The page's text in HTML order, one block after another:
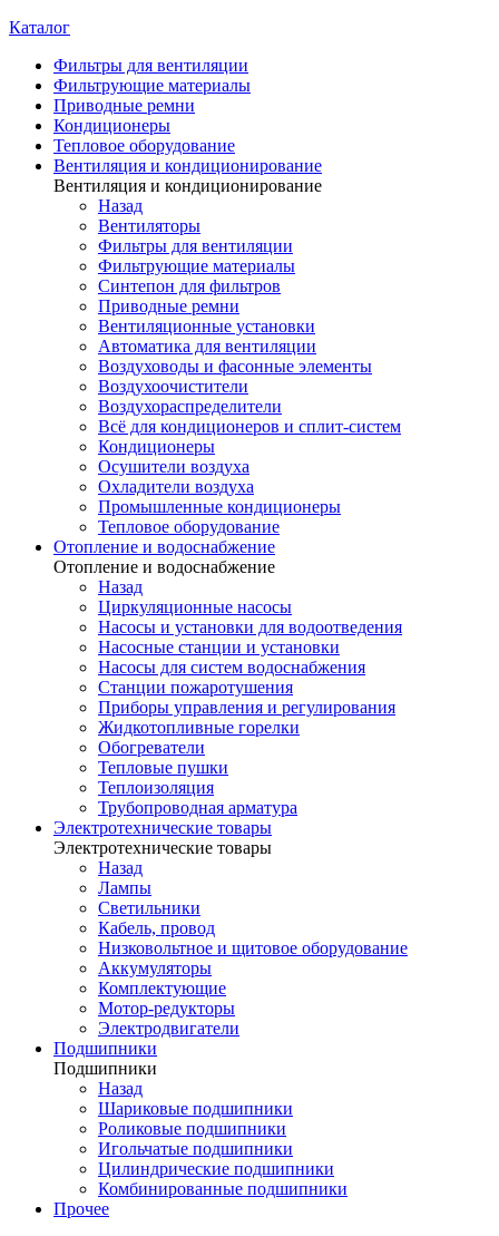
Каталог
Фильтры для вентиляции
Фильтрующие материалы
Приводные ремни
Кондиционеры
Тепловое оборудование
Вентиляция и кондиционирование
Вентиляция и кондиционирование
Назад
Вентиляторы
Фильтры для вентиляции
Фильтрующие материалы
Синтепон для фильтров
Приводные ремни
Вентиляционные установки
Автоматика для вентиляции
Воздуховоды и фасонные элементы
Воздухоочистители
Воздухораспределители
Всё для кондиционеров и сплит-систем
Кондиционеры
Осушители воздуха
Охладители воздуха
Промышленные кондиционеры
Тепловое оборудование
Отопление и водоснабжение
Отопление и водоснабжение
Назад
Циркуляционные насосы
Насосы и установки для водоотведения
Насосные станции и установки
Насосы для систем водоснабжения
Станции пожаротушения
Приборы управления и регулирования
Жидкотопливные горелки
Обогреватели
Тепловые пушки
Теплоизоляция
Трубопроводная арматура
Электротехнические товары
Электротехнические товары
Назад
Лампы
Светильники
Кабель, провод
Низковольтное и щитовое оборудование
Аккумуляторы
Комплектующие
Мотор-редукторы
Электродвигатели
Подшипники
Подшипники
Назад
Шариковые подшипники
Роликовые подшипники
Игольчатые подшипники
Цилиндрические подшипники
Комбинированные подшипники
Прочее